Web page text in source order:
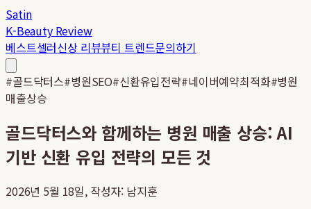
Satin
K-Beauty Review
베스트셀러신상 리뷰뷰티 트렌드문의하기
#골드닥터스#병원SEO#신환유입전략#네이버예약최적화#병원
매출상승
골드닥터스와 함께하는 병원 매출 상승: AI
기반 신환 유입 전략의 모든 것
2026년 5월 18일, 작성자: 남지훈